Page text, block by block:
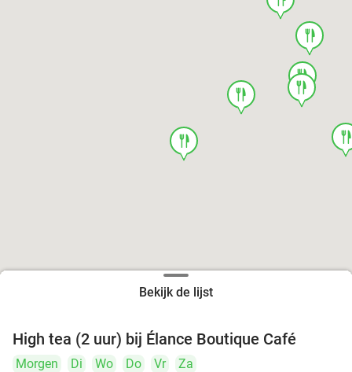
food
food
food
food
food
Bekijk de lijst
High tea (2 uur) bij Élance Boutique Café
Morgen Di Wo Do Vr
Za